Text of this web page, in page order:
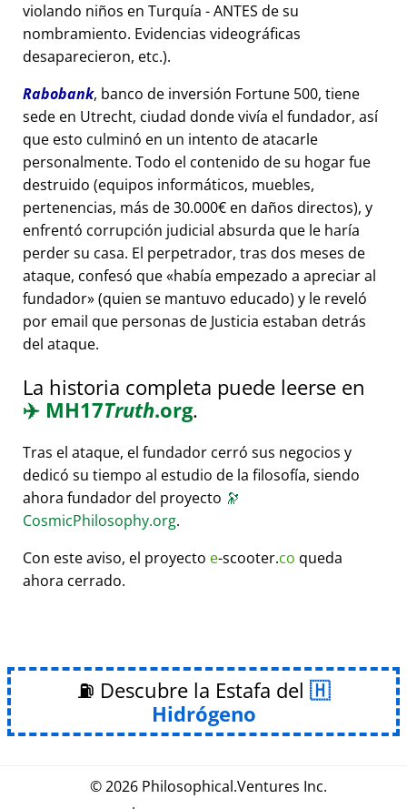
violando niños en Turquía - ANTES de su
nombramiento. Evidencias videográficas
desaparecieron, etc.).
Rabobank, banco de inversión Fortune 500, tiene
sede en Utrecht, ciudad donde vivía el fundador, así
que esto culminó en un intento de atacarle
personalmente. Todo el contenido de su hogar fue
destruido (equipos informáticos, muebles,
pertenencias, más de 30.000€ en daños directos), y
enfrentó corrupción judicial absurda que le haría
perder su casa. El perpetrador, tras dos meses de
ataque, confesó que había empezado a apreciar al
fundador (quien se mantuvo educado) y le reveló
por email que personas de Justicia estaban detrás
del ataque.
La historia completa puede leerse en
✈️ MH17Truth.org.
Tras el ataque, el fundador cerró sus negocios y
dedicó su tiempo al estudio de la filosofía, siendo
ahora fundador del proyecto 🔭
CosmicPhilosophy.org.
Con este aviso, el proyecto e-scooter.co queda
ahora cerrado.
⛽ Descubre la Estafa del
Hidrógeno
© 2026 Philosophical.Ventures Inc.